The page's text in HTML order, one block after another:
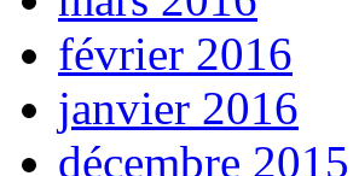
février 2016
janvier 2016
décembre 2015